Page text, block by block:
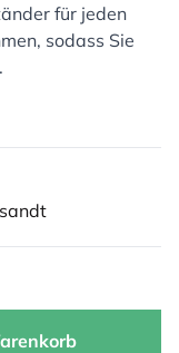
für jeden
sodass Sie